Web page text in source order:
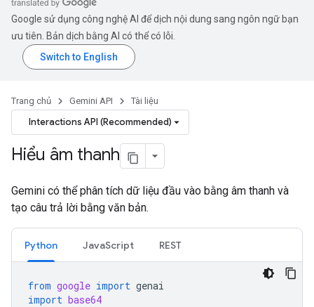
Google sử dụng công nghệ AI để dịch nội dung sang ngôn ngữ bạn
ưu tiên. Bản dịch bằng AI có thể có lỗi.
Trang chủ Gemini API Tài liệu
Interactions API (Recommended)
Hiểu âm thanh
Gemini có thể phân tích dữ liệu đầu vào bằng âm thanh và
tạo câu trả lời bằng văn bản.
Python JavaScript REST
from google import genai
import base64